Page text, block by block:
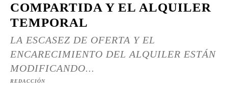
COMPARTIDA Y EL ALQUILER
TEMPORAL
LA ESCASEZ DE OFERTA Y EL
ENCARECIMIENTO DEL ALQUILER ESTÁN
MODIFICANDO...
REDACCIÓN